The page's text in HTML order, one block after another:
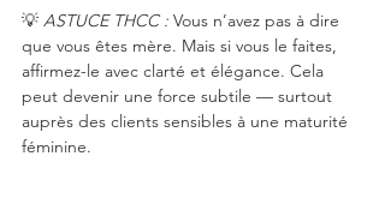
💡 ASTUCE THCC : Vous n’avez pas à dire
que vous êtes mère. Mais si vous le faites,
affirmez-le avec clarté et élégance. Cela
peut devenir une force subtile — surtout
auprès des clients sensibles à une maturité
féminine.